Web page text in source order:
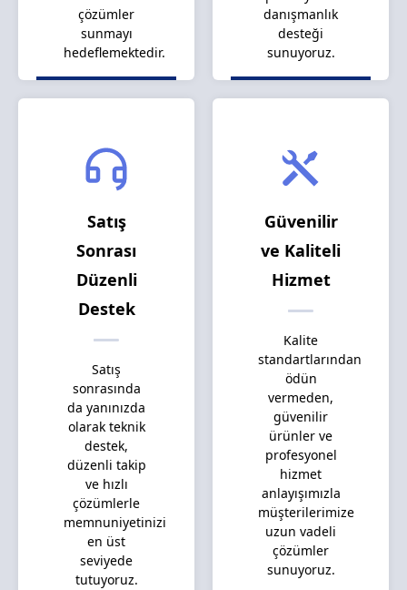
çözümler
sunmayı
hedeflemektedir.
danışmanlık
desteği
sunuyoruz.
Satış
Sonrası
Düzenli
Destek
Satış
sonrasında
da yanınızda
olarak teknik
destek,
düzenli takip
ve hızlı
çözümlerle
memnuniyetinizi
en üst
seviyede
tutuyoruz.
Güvenilir
ve Kaliteli
Hizmet
Kalite
standartlarından
ödün
vermeden,
güvenilir
ürünler ve
profesyonel
hizmet
anlayışımızla
müşterilerimize
uzun vadeli
çözümler
sunuyoruz.